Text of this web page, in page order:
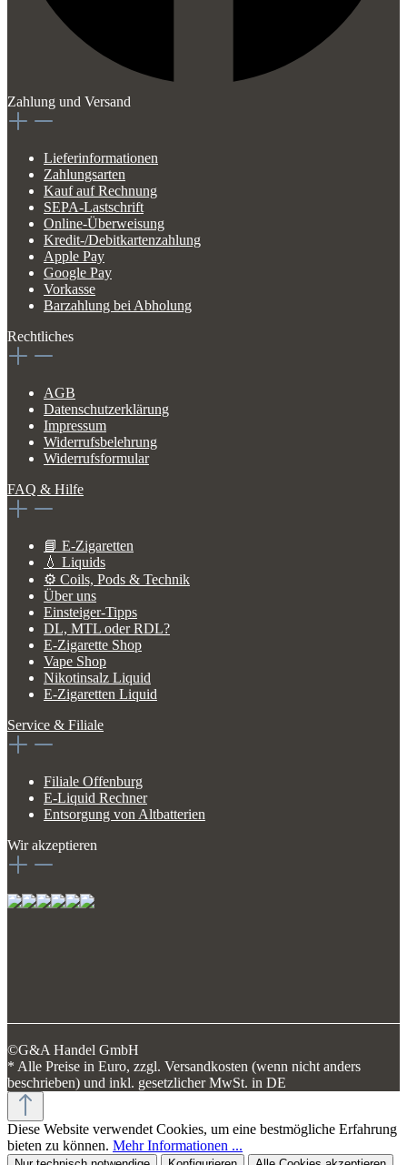
Zahlung und Versand
Lieferinformationen
Zahlungsarten
Kauf auf Rechnung
SEPA-Lastschrift
Online-Überweisung
Kredit-/Debitkartenzahlung
Apple Pay
Google Pay
Vorkasse
Barzahlung bei Abholung
Rechtliches
AGB
Datenschutzerklärung
Impressum
Widerrufsbelehrung
Widerrufsformular
FAQ & Hilfe
📘 E-Zigaretten
💧 Liquids
⚙️ Coils, Pods & Technik
Über uns
Einsteiger-Tipps
DL, MTL oder RDL?
E-Zigarette Shop
Vape Shop
Nikotinsalz Liquid
E-Zigaretten Liquid
Service & Filiale
Filiale Offenburg
E-Liquid Rechner
Entsorgung von Altbatterien
Wir akzeptieren
©G&A Handel GmbH
* Alle Preise in Euro, zzgl. Versandkosten (wenn nicht anders
beschrieben) und inkl. gesetzlicher MwSt. in DE
Diese Website verwendet Cookies, um eine bestmögliche Erfahrung
bieten zu können. Mehr Informationen ...